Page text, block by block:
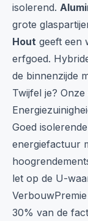
isolerend.
grote
Hout geeft een
erfgoed.
de binnenzijde
Twijfel je?
Goed
energiefactuur
let op de U-
30% van de